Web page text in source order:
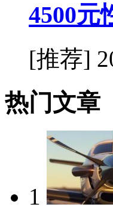
4500元
[推荐]
热门文章
1